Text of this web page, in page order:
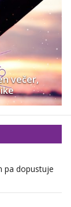
večer,
pa dopustuje